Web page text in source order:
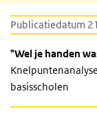
Publicatiedatum
"Wel je handen
basisscholen